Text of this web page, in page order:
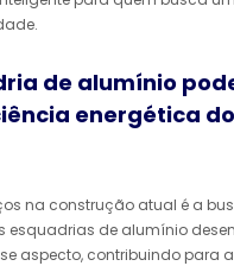
de alumínio
energética
na construção atual é a
esquadrias de alumínio
aspecto, contribuindo para a